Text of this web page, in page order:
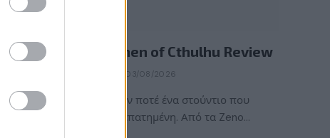
The Mound: Omen of Cthulhu Review
03/08/2026
Η ACE Team δεν ήταν ποτέ ένα στούντιο που
ακολουθούσε την πεπατημένη. Από τα Zeno…